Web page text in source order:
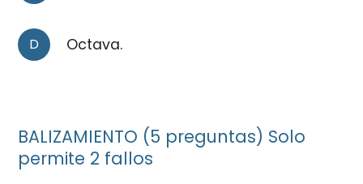
D Octava.
BALIZAMIENTO (5 preguntas) Solo
permite 2 fallos